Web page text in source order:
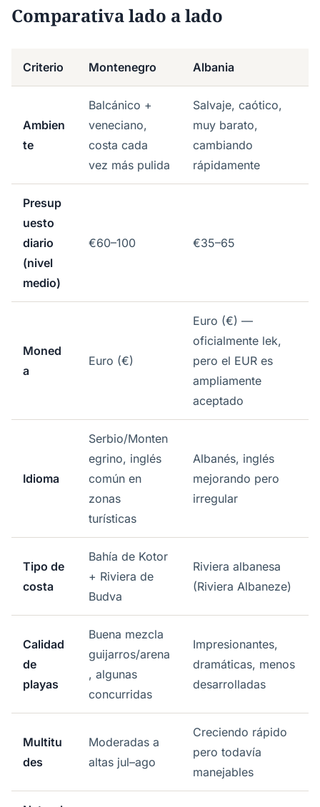
Comparativa lado a lado
Criterio Montenegro Albania
Ambien
te
Balcánico +
veneciano,
costa cada
vez más pulida
Salvaje, caótico,
muy barato,
cambiando
rápidamente
Presup
uesto
diario
(nivel
medio)
€60–100 €35–65
Moned
a
Euro (€)
Euro (€) —
oficialmente lek,
pero el EUR es
ampliamente
aceptado
Idioma
Serbio/Monten
egrino, inglés
común en
zonas
turísticas
Albanés, inglés
mejorando pero
irregular
Tipo de
costa
Bahía de Kotor
+ Riviera de
Budva
Riviera albanesa
(Riviera Albaneze)
Calidad
de
playas
Buena mezcla
guijarros/arena
, algunas
concurridas
Impresionantes,
dramáticas, menos
desarrolladas
Multitu
des
Moderadas a
altas jul–ago
Creciendo rápido
pero todavía
manejables